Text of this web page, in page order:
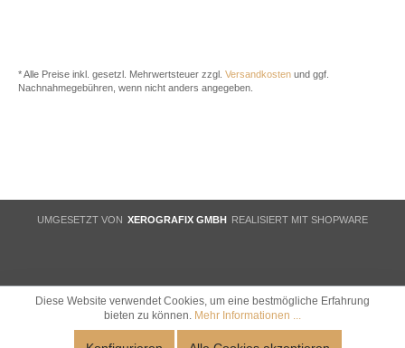
* Alle Preise inkl. gesetzl. Mehrwertsteuer zzgl. Versandkosten und ggf.
Nachnahmegebühren, wenn nicht anders angegeben.
UMGESETZT VON XEROGRAFIX GMBH REALISIERT MIT SHOPWARE
Diese Website verwendet Cookies, um eine bestmögliche Erfahrung
bieten zu können. Mehr Informationen ...